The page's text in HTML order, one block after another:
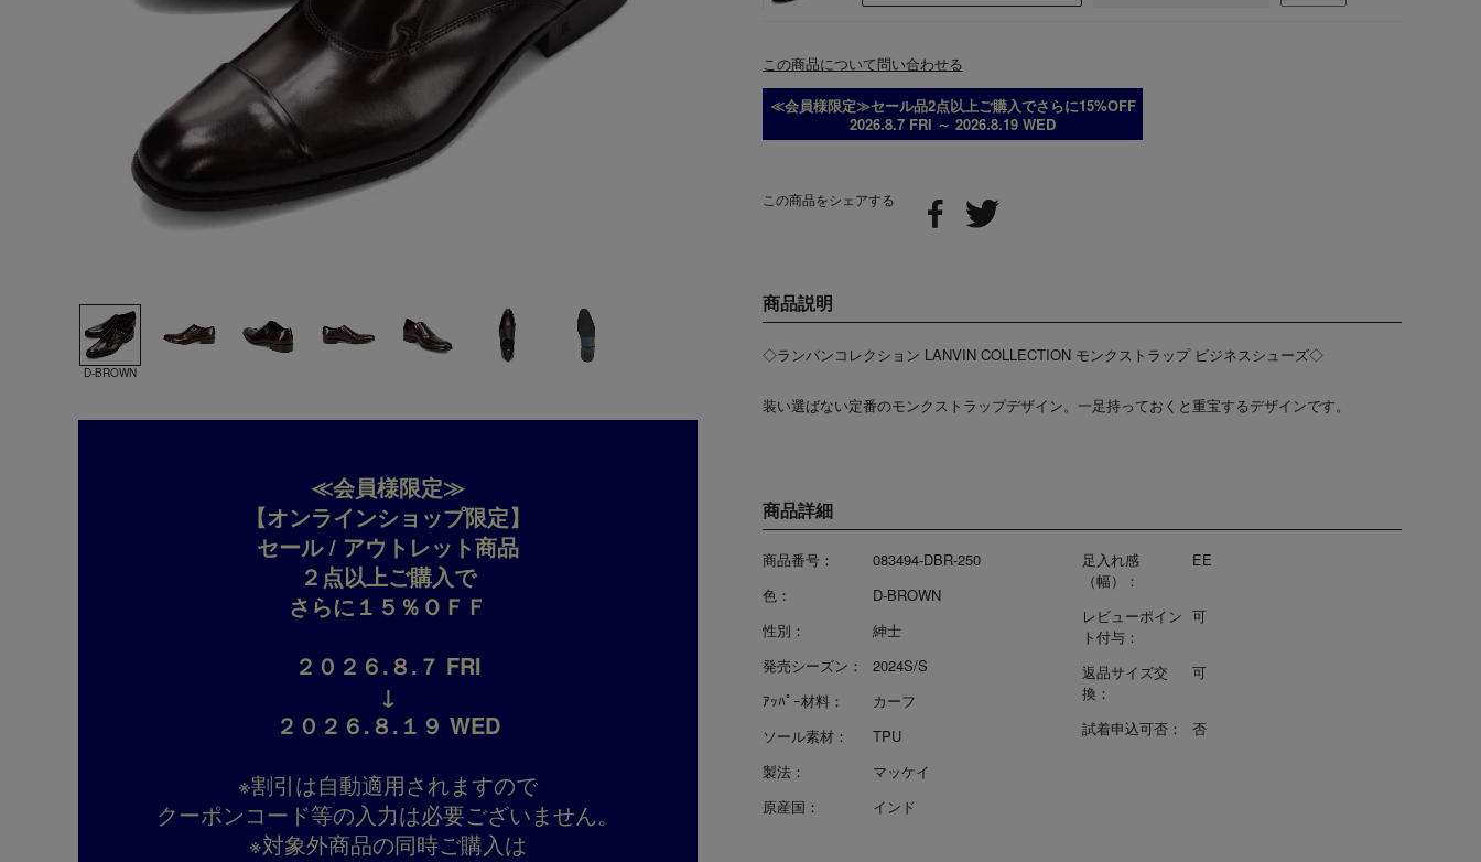
D-BROWN
≪会員様限定≫
【オンラインショップ限定】
セール / アウトレット商品
２点以上ご購入で
さらに１５％ＯＦＦ
２０２６.８.７ FRI
↓
２０２６.８.１９ WED
※割引は自動適用されますので
クーポンコード等の入力は必要ございません。
※対象外商品の同時ご購入は
この商品をシェアする
商品詳細
商品番号：
083494-DBR-250
色：
D-BROWN
性別：
紳士
発売シーズン：
2024S/S
ｱｯﾊﾟｰ材料：
カーフ
ソール素材：
TPU
製法：
マッケイ
原産国：
インド
足入れ感
（幅）：
EE
レビューポイン
ト付与：
可
返品サイズ交
換：
可
試着申込可否： 否
商品説明
◇ランバンコレクション LANVIN COLLECTION モンクストラップ ビジネスシューズ◇
装い選ばない定番のモンクストラップデザイン。一足持っておくと重宝するデザインです。
この商品について問い合わせる
≪会員様限定≫セール品2点以上ご購入でさらに15%OFF
2026.8.7 FRI ～ 2026.8.19 WED